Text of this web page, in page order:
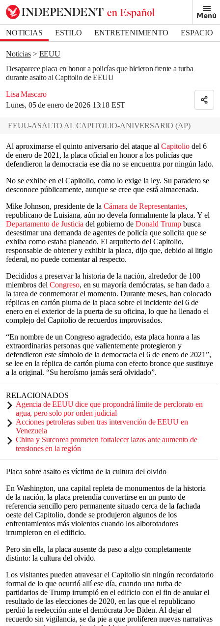
Menú
NOTICIAS ESTILO ENTRETENIMIENTO
ESPACIO
DEPORTES
Noticias
EEUU
Desaparece placa en honor a policías que hicieron frente a turba
durante asalto al Capitolio de EEUU
Lisa Mascaro
Lunes, 05 de enero de 2026 13:18 EST
Bookmark popover
Removed from bookmarks
Close popover
EEUU-ASALTO AL CAPITOLIO-ANIVERSARIO (AP)
Al aproximarse el quinto aniversario del ataque al Capitolio del 6
de enero de 2021, la placa oficial en honor a los policías que
defendieron la democracia ese día no se encuentra por ningún lado.
No se exhibe en el Capitolio, como lo exige la ley. Su paradero se
desconoce públicamente, aunque se cree que está almacenada.
Mike Johnson, presidente de la Cámara de Representantes,
republicano de Luisiana, aún no devela formalmente la placa. Y el
Departamento de Justicia del gobierno de Donald Trump busca
desestimar una demanda de agentes de policía que solicita que se
exhiba como estaba planeado. El arquitecto del Capitolio,
responsable de obtener y exhibir la placa, dijo que, debido al litigio
federal, no puede comentar al respecto.
Decididos a preservar la historia de la nación, alrededor de 100
miembros del Congreso, en su mayoría demócratas, se han dado a
la tarea de conmemorar el momento. Durante meses, han colocado
réplicas en cartón pluma de la placa sobre el incidente del 6 de
enero en el exterior de la puerta de su oficina, lo que ha llenado el
complejo del Capitolio de recuerdos improvisados.
“En nombre de un Congreso agradecido, esta placa honra a las
extraordinarias personas que valientemente protegieron y
defendieron este símbolo de la democracia el 6 de enero de 2021”,
se lee en la réplica de cartón pluma con efecto bronce que sustituye
a la original. “Su heroísmo jamás será olvidado”.
RELACIONADOS
Agencia de EEUU dice que propondrá límite de perclorato en
agua, pero solo por orden judicial
Acciones petroleras suben tras intervención de EEUU en
Venezuela
China y Surcorea prometen fortalecer lazos ante aumento de
tensiones en la región
Placa sobre asalto es víctima de la cultura del olvido
En Washington, una capital repleta de monumentos de la historia
de la nación, la placa pretendía convertirse en un punto de
referencia sencillo pero permanente situado cerca de la fachada
oeste del Capitolio, donde se produjeron algunos de los
enfrentamientos más violentos cuando los alborotadores
irrumpieron en el edificio.
Pero sin ella, la placa ausente da paso a algo completamente
distinto: la cultura del olvido.
Los visitantes pueden atravesar el Capitolio sin ningún recordatorio
formal de lo que ocurrió allí ese día, cuando una turba de
partidarios de Trump irrumpió en el edificio con el fin de anular el
resultado de las elecciones de 2020, en las que el republicano
perdió la reelección ante el demócrata Joe Biden. Al dejar el
recuerdo sin vigilancia, se da pie a que proliferen nuevas narrativas